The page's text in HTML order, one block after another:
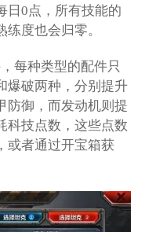
日0点，所有技能的
度也会归零。
每种类型的配件只
爆破两种，分别提升
防御，而发动机则提
科技点数，这些点数
或者通过开宝箱获